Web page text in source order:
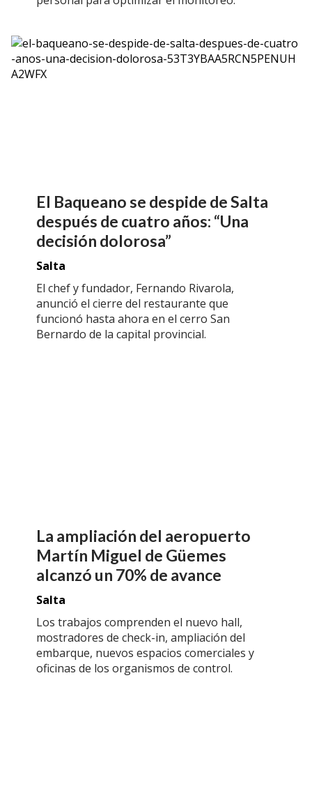
El Baqueano se despide de Salta
después de cuatro años: “Una
decisión dolorosa”
Salta
El chef y fundador, Fernando Rivarola,
anunció el cierre del restaurante que
funcionó hasta ahora en el cerro San
Bernardo de la capital provincial.
La ampliación del aeropuerto
Martín Miguel de Güemes
alcanzó un 70% de avance
Salta
Los trabajos comprenden el nuevo hall,
mostradores de check-in, ampliación del
embarque, nuevos espacios comerciales y
oficinas de los organismos de control.